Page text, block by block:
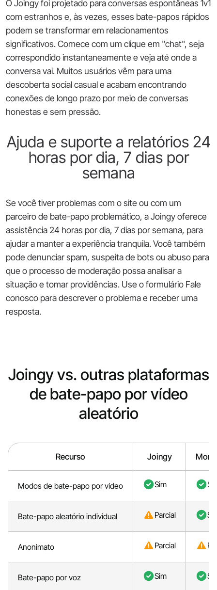
O Joingy foi projetado para conversas espontâneas 1v1
com estranhos e, às vezes, esses bate-papos rápidos
podem se transformar em relacionamentos
significativos. Comece com um clique em "chat", seja
correspondido instantaneamente e veja até onde a
conversa vai. Muitos usuários vêm para uma
descoberta social casual e acabam encontrando
conexões de longo prazo por meio de conversas
honestas e sem pressão.
Ajuda e suporte a relatórios 24
horas por dia, 7 dias por
semana
Se você tiver problemas com o site ou com um
parceiro de bate-papo problemático, a Joingy oferece
assistência 24 horas por dia, 7 dias por semana, para
ajudar a manter a experiência tranquila. Você também
pode denunciar spam, suspeita de bots ou abuso para
que o processo de moderação possa analisar a
situação e tomar providências. Use o formulário Fale
conosco para descrever o problema e receber uma
resposta.
Joingy vs. outras plataformas
de bate-papo por vídeo
aleatório
Recurso Joingy
Modos de bate-papo por vídeo Sim
Bate-papo aleatório individual Parcial
Anonimato Parcial
Bate-papo por voz Sim